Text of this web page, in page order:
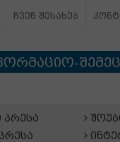
ჩვენ შესახებ